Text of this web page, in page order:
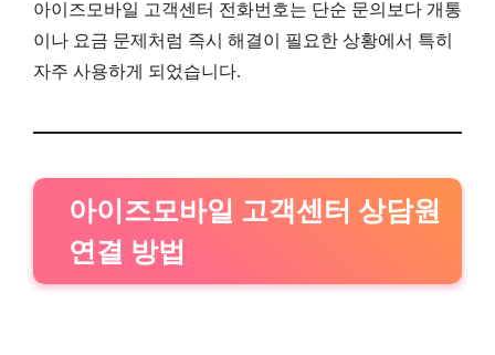
아이즈모바일 고객센터 전화번호는 단순 문의보다 개통
이나 요금 문제처럼 즉시 해결이 필요한 상황에서 특히
자주 사용하게 되었습니다.
아이즈모바일 고객센터 상담원
연결 방법